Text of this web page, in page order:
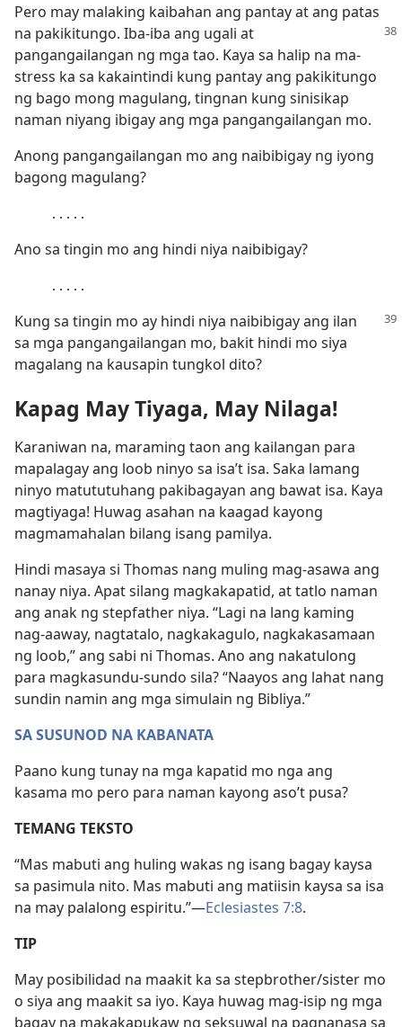
Pero may malaking kaibahan ang pantay at ang patas
na pakikitungo. Iba-iba ang ugali at
pangangailangan ng mga tao. Kaya sa halip na ma-
stress ka sa kakaintindi kung pantay ang pakikitungo
ng bago mong magulang, tingnan kung sinisikap
naman niyang ibigay ang mga pangangailangan mo.
Anong pangangailangan mo ang naibibigay ng iyong
bagong magulang?
․․․․․
Ano sa tingin mo ang hindi niya naibibigay?
․․․․․
Kung sa tingin mo ay hindi niya naibibigay ang ilan
sa mga pangangailangan mo, bakit hindi mo siya
magalang na kausapin tungkol dito?
Kapag May Tiyaga, May Nilaga!
Karaniwan na, maraming taon ang kailangan para
mapalagay ang loob ninyo sa isa’t isa. Saka lamang
ninyo matututuhang pakibagayan ang bawat isa. Kaya
magtiyaga! Huwag asahan na kaagad kayong
magmamahalan bilang isang pamilya.
Hindi masaya si Thomas nang muling mag-asawa ang
nanay niya. Apat silang magkakapatid, at tatlo naman
ang anak ng stepfather niya. “Lagi na lang kaming
nag-aaway, nagtatalo, nagkakagulo, nagkakasamaan
ng loob,” ang sabi ni Thomas. Ano ang nakatulong
para magkasundu-sundo sila? “Naayos ang lahat nang
sundin namin ang mga simulain ng Bibliya.”
SA SUSUNOD NA KABANATA
Paano kung tunay na mga kapatid mo nga ang
kasama mo pero para naman kayong aso’t pusa?
TEMANG TEKSTO
“Mas mabuti ang huling wakas ng isang bagay kaysa
sa pasimula nito. Mas mabuti ang matiisin kaysa sa isa
na may palalong espiritu.”​—Eclesiastes 7:8.
TIP
May posibilidad na maakit ka sa stepbrother/sister mo
o siya ang maakit sa iyo. Kaya huwag mag-isip ng mga
bagay na makakapukaw ng seksuwal na pagnanasa sa